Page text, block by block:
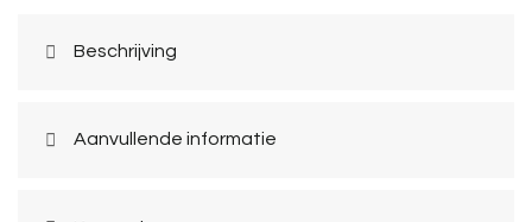
Beschrijving
Aanvullende informatie